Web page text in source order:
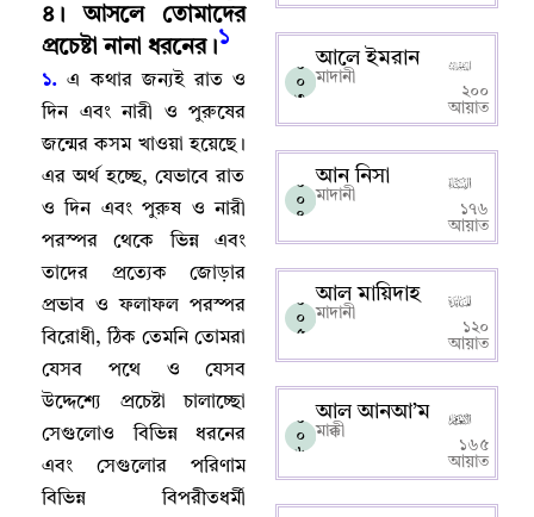
৪।
আসলে তোমাদের
প্রচেষ্টা নানা ধরনের।১
১. এ কথার জন্যই রাত ও
দিন এবং নারী ও পুরুষের
জন্মের কসম খাওয়া হয়েছে।
এর অর্থ হচ্ছে, যেভাবে রাত
ও দিন এবং পুরুষ ও নারী
পরস্পর থেকে ভিন্ন এবং
তাদের প্রত্যেক জোড়ার
প্রভাব ও ফলাফল পরস্পর
বিরোধী,ঠিক তেমনি তোমরা
যেসব পথে ও যেসব
উদ্দেশ্যে প্রচেষ্টা চালাচ্ছো
সেগুলোও বিভিন্ন ধরনের
এবং সেগুলোর পরিণাম
বিভিন্ন বিপরীতধর্মী
০
০
৩
আলে ইমরান
মাদানী
২০০
আয়াত
০
০
৪
আন নিসা
মাদানী
১৭৬
আয়াত
০
০
৫
আল মায়িদাহ
মাদানী
১২০
আয়াত
০
০
৬
আল আনআ’ম
মাক্কী
১৬৫
আয়াত